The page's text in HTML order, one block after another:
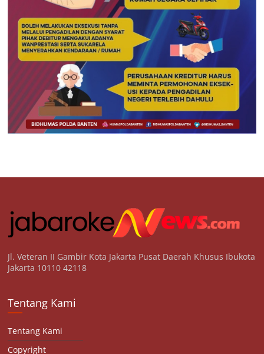
Jl. Veteran II Gambir Kota Jakarta Pusat Daerah Khusus Ibukota
Jakarta 10110 42118
Tentang Kami
Tentang Kami
Copyright